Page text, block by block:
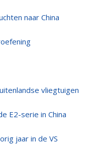
naar China
vliegtuigen
E2-serie in China
jaar in de VS